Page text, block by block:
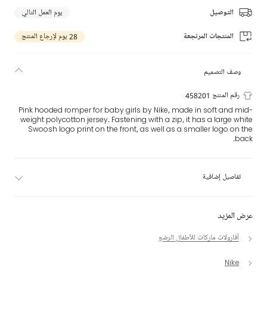
التوصيل يوم العمل التالي
المنتجات المرتجعة 28 يوم لإرجاع المنتج
عرض المزيد
أفارولات ماركات للأطفال الرضع
Nike
وصف التصميم
رقم المنتج 458201
Pink hooded romper for baby girls by Nike, made in soft and mid-
weight polycotton jersey. Fastening with a zip, it has a large white
Swoosh logo print on the front, as well as a smaller logo on the
back.
تفاصيل إضافية